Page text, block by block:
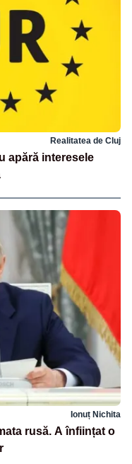
Realitatea de Cluj
apără interesele
Ionuț Nichita
rusă. A înființat o